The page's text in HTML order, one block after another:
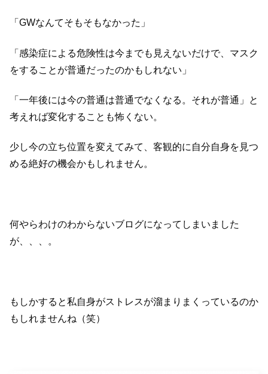
「GWなんてそもそもなかった」
「感染症による危険性は今までも見えないだけで、マスク
をすることが普通だったのかもしれない」
「一年後には今の普通は普通でなくなる。それが普通」と
考えれば変化することも怖くない。
少し今の立ち位置を変えてみて、客観的に自分自身を見つ
める絶好の機会かもしれません。
何やらわけのわからないブログになってしまいました
が、、、。
もしかすると私自身がストレスが溜まりまくっているのか
もしれませんね（笑）